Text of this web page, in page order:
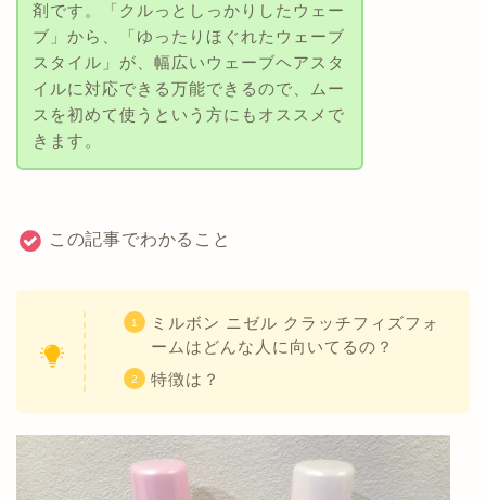
剤です。「クルっとしっかりしたウェー
ブ」から、「ゆったりほぐれたウェーブ
スタイル」が、幅広いウェーブヘアスタ
イルに対応できる万能できるので、ムー
スを初めて使うという方にもオススメで
きます。
この記事でわかること
ミルボン ニゼル クラッチフィズフォ
ームはどんな人に向いてるの？
特徴は？